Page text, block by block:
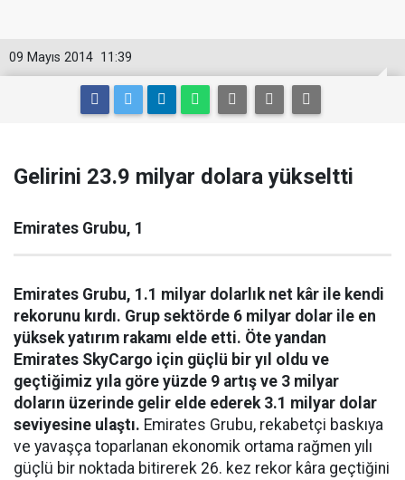
11:39
09 Mayıs 2014
Gelirini 23.9 milyar dolara yükseltti
Emirates Grubu, 1
Emirates Grubu, 1.1 milyar dolarlık net kâr ile kendi
rekorunu kırdı. Grup sektörde 6 milyar dolar ile en
yüksek yatırım rakamı elde etti. Öte yandan
Emirates SkyCargo için güçlü bir yıl oldu ve
geçtiğimiz yıla göre yüzde 9 artış ve 3 milyar
doların üzerinde gelir elde ederek 3.1 milyar dolar
seviyesine ulaştı. Emirates Grubu, rekabetçi baskıya
ve yavaşça toparlanan ekonomik ortama rağmen yılı
güçlü bir noktada bitirerek 26. kez rekor kâra geçtiğini